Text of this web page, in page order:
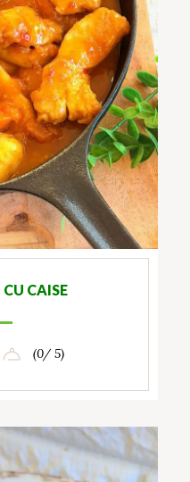
CU CAISE
(0/ 5)